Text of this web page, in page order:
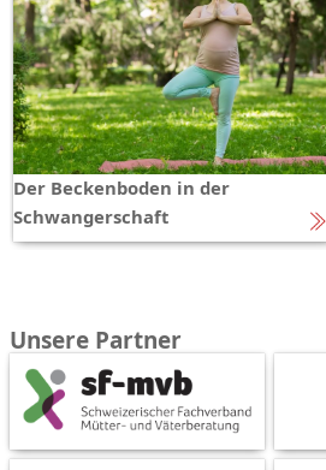
Der Beckenboden in der
Schwangerschaft
Unsere Partner